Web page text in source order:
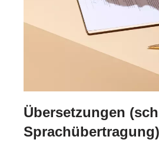
Übersetzungen
Sprachübertragung)